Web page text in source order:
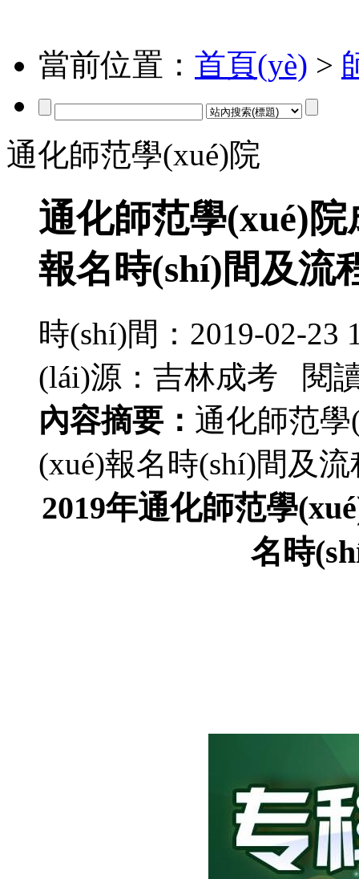
當前位置： 首頁(yè) >
通化師范學(xué)院
通化師范學(xué)
報名時(shí)間及流
時(shí)間：2019-02-
(lái)源：吉林成考 閱
內容摘要： 通化師范
(xué)報名時(shí)間及
2019年通化師范學
名時